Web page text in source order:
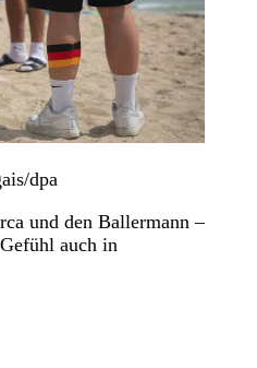
dpa
und den Ballermann –
auch in